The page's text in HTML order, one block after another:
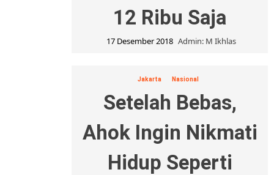
12 Ribu Saja
17 Desember 2018 Admin: M Ikhlas
Jakarta Nasional
Setelah Bebas,
Ahok Ingin Nikmati
Hidup Seperti